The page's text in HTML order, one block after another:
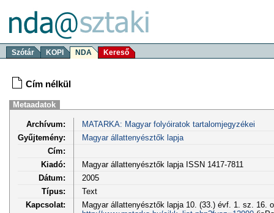
Szótár KOPI NDA Kereső
Cím nélkül
Metaadatok
Archívum:
MATARKA: Magyar folyóiratok tartalomjegyzékei
Gyűjtemény:
Magyar állattenyésztők lapja
Cím:
Kiadó:
Magyar állattenyésztők lapja ISSN 1417-7811
Dátum:
2005
Típus:
Text
Kapcsolat:
Magyar állattenyésztők lapja 10. (33.) évf. 1. sz. 16.